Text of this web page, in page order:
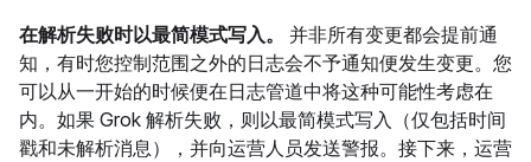
在解析失败时以最简模式写入。
并非所有变更都会提前通
知，有时您控制范围之外的日志会不予通知便发生变更。您
可以从一开始的时候便在日志管道中将这种可能性考虑在
内。如果 Grok 解析失败，则以最简模式写入（仅包括时间
戳和未解析消息），并向运营人员发送警报。接下来，运营